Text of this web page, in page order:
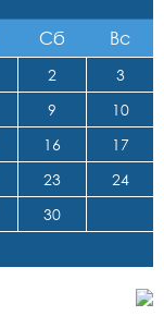
Сб Вс
2
3
9
10
16
17
23
24
30